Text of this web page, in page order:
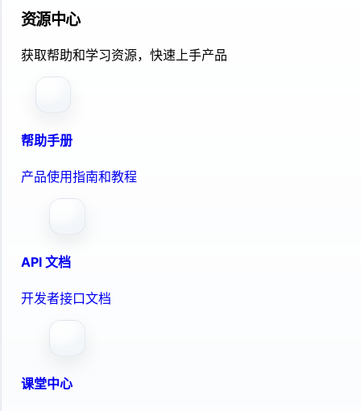
资源中心
获取帮助和学习资源，快速上手产品
帮助手册
产品使用指南和教程
API 文档
开发者接口文档
课堂中心